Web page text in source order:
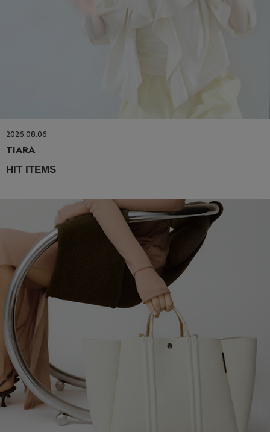
2026.08.06
TIARA
HIT ITEMS